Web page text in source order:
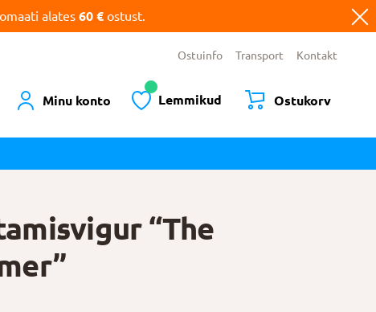
alates 60 € ostust.
Ostuinfo Transport Kontakt
Minu konto Lemmikud Ostukorv
“The